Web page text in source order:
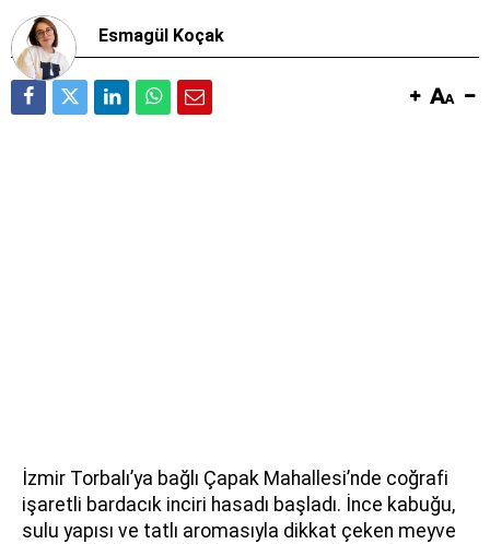
Esmagül Koçak
İzmir Torbalı’ya bağlı Çapak Mahallesi’nde coğrafi
işaretli bardacık inciri hasadı başladı. İnce kabuğu,
sulu yapısı ve tatlı aromasıyla dikkat çeken meyve